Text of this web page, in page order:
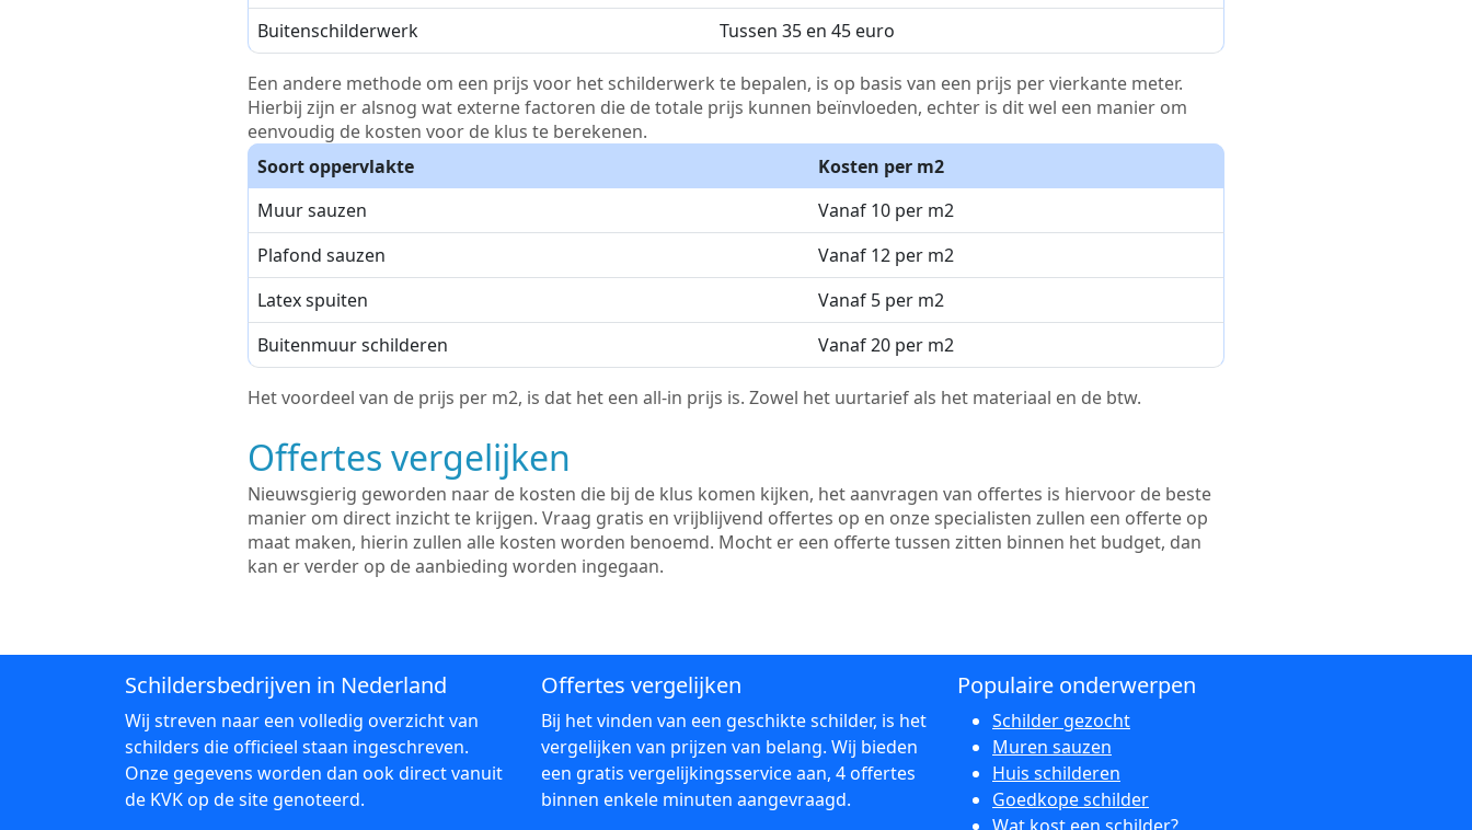
Buitenschilderwerk
Tussen 35 en 45 euro
Een andere methode om een prijs voor het schilderwerk te bepalen, is op basis van een prijs per vierkante meter.
Hierbij zijn er alsnog wat externe factoren die de totale prijs kunnen beïnvloeden, echter is dit wel een manier om
eenvoudig de kosten voor de klus te berekenen.
Soort oppervlakte
Kosten per m2
Muur sauzen
Vanaf 10 per m2
Plafond sauzen
Vanaf 12 per m2
Latex spuiten
Vanaf 5 per m2
Buitenmuur schilderen
Vanaf 20 per m2
Het voordeel van de prijs per m2, is dat het een all-in prijs is. Zowel het uurtarief als het materiaal en de btw.
Offertes vergelijken
Nieuwsgierig geworden naar de kosten die bij de klus komen kijken, het aanvragen van offertes is hiervoor de beste
manier om direct inzicht te krijgen. Vraag gratis en vrijblijvend offertes op en onze specialisten zullen een offerte op
maat maken, hierin zullen alle kosten worden benoemd. Mocht er een offerte tussen zitten binnen het budget, dan
kan er verder op de aanbieding worden ingegaan.
Schildersbedrijven in Nederland
Wij streven naar een volledig overzicht van
schilders die officieel staan ingeschreven.
Onze gegevens worden dan ook direct vanuit
de KVK op de site genoteerd.
Offertes vergelijken
Bij het vinden van een geschikte schilder, is het
vergelijken van prijzen van belang. Wij bieden
een gratis vergelijkingsservice aan, 4 offertes
binnen enkele minuten aangevraagd.
Populaire onderwerpen
Schilder gezocht
Muren sauzen
Huis schilderen
Goedkope schilder